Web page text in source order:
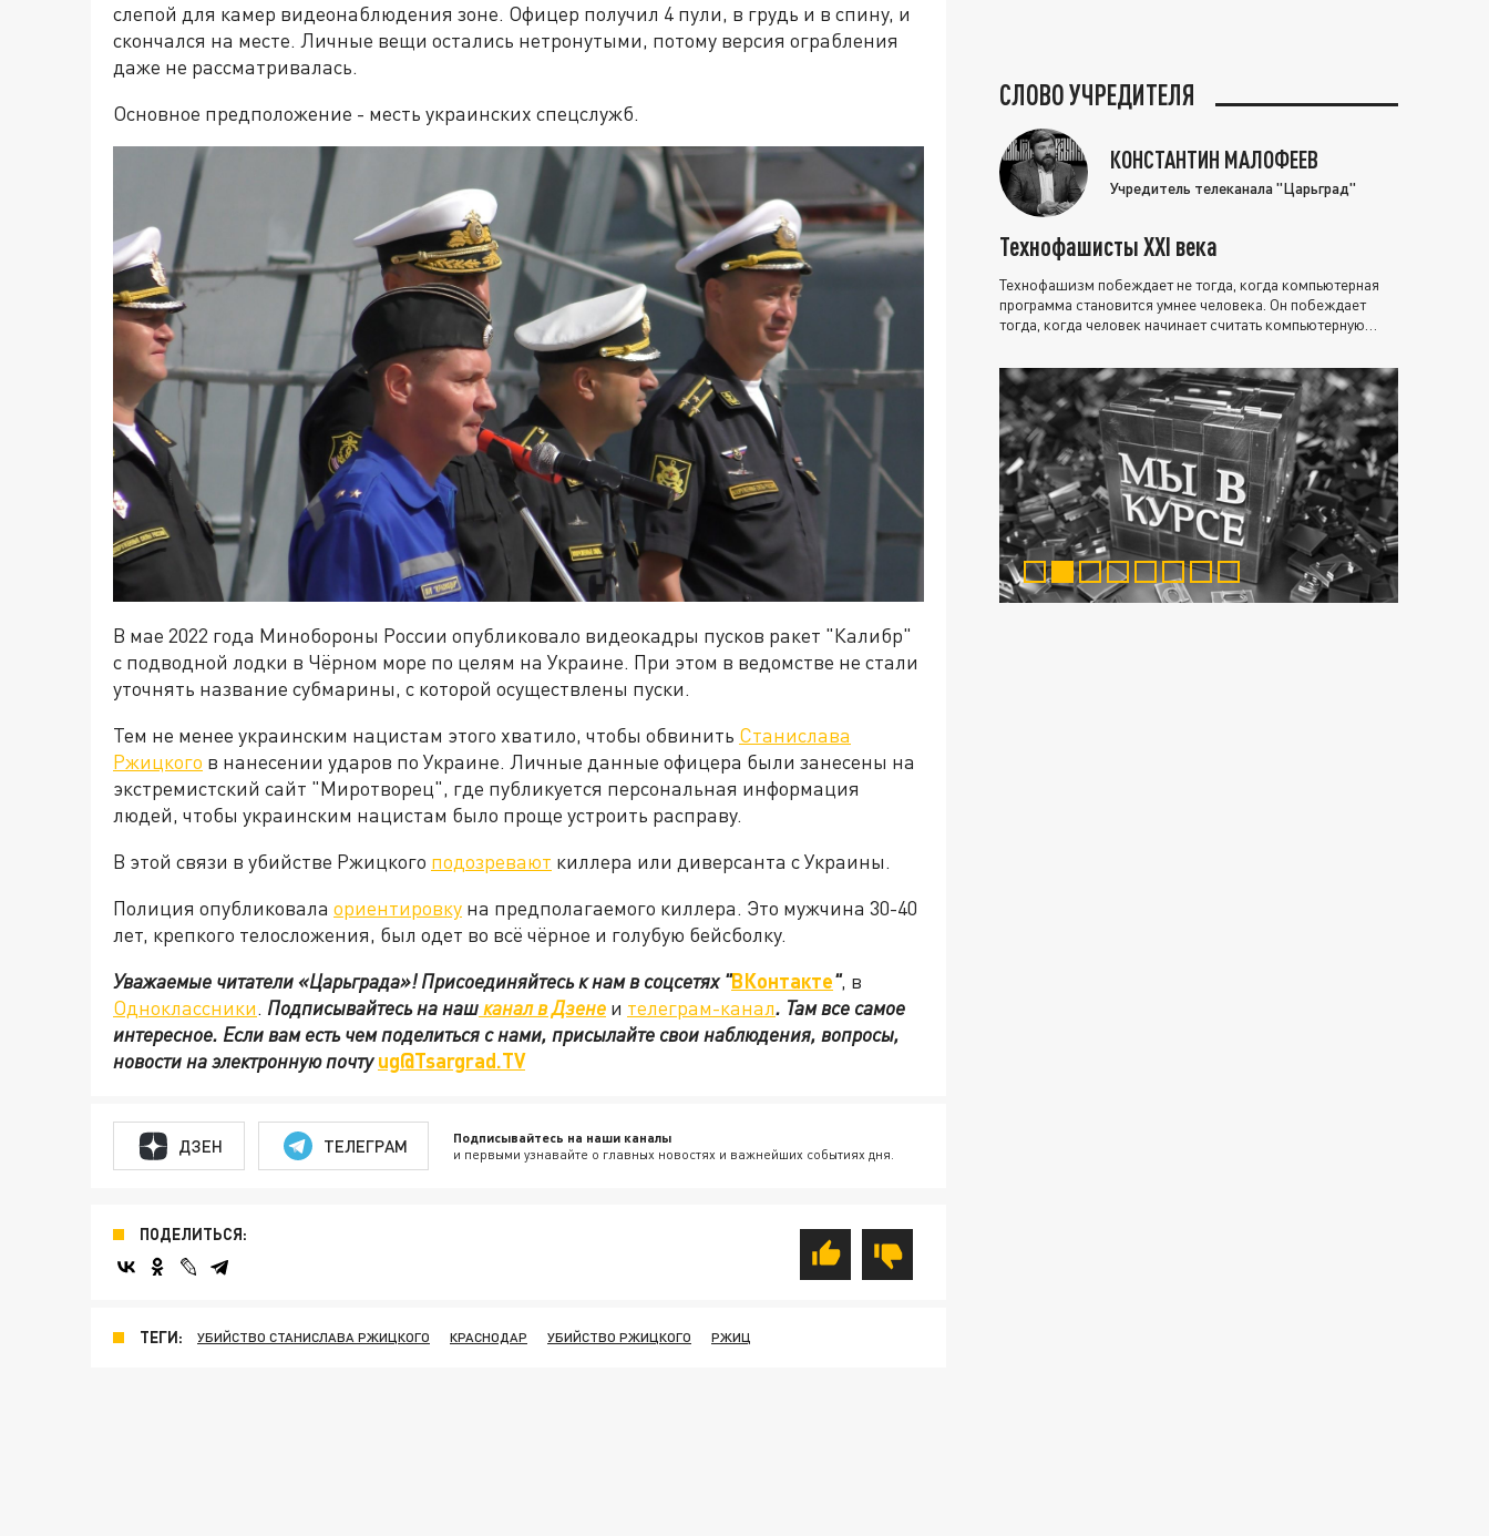
слепой для камер видеонаблюдения зоне. Офицер получил 4 пули, в грудь и в спину, и
скончался на месте. Личные вещи остались нетронутыми, потому версия ограбления
даже не рассматривалась.
Основное предположение - месть украинских спецслужб.
В мае 2022 года Минобороны России опубликовало видеокадры пусков ракет "Калибр"
с подводной лодки в Чёрном море по целям на Украине. При этом в ведомстве не стали
уточнять название субмарины, с которой осуществлены пуски.
Тем не менее украинским нацистам этого хватило, чтобы обвинить Станислава
Ржицкого в нанесении ударов по Украине. Личные данные офицера были занесены на
экстремистский сайт "Миротворец", где публикуется персональная информация
людей, чтобы украинским нацистам было проще устроить расправу.
В этой связи в убийстве Ржицкого подозревают киллера или диверсанта с Украины.
Полиция опубликовала ориентировку на предполагаемого киллера. Это мужчина 30-40
лет, крепкого телосложения, был одет во всё чёрное и голубую бейсболку.
Уважаемые читатели «Царьграда»!Присоединяйтесь к нам в соцсетях"ВКонтакте", в
Одноклассники. Подписывайтесь на нашканал в Дзене и телеграм-канал. Там все самое
интересное. Если вам есть чем поделиться с нами, присылайте свои наблюдения, вопросы,
новости на электронную почтуug@Tsargrad.TV
ДЗЕН ТЕЛЕГРАМ Подписывайтесь на наши каналы
и первыми узнавайте о главных новостях и важнейших событиях дня.
ПОДЕЛИТЬСЯ:
ТЕГИ: УБИЙСТВО СТАНИСЛАВА РЖИЦКОГО КРАСНОДАР УБИЙСТВО РЖИЦКОГО РЖИЦ
СЛОВО УЧРЕДИТЕЛЯ
КОНСТАНТИН МАЛОФЕЕВ
Учредитель телеканала "Царьград"
Технофашисты XXI века
Технофашизм побеждает не тогда, когда компьютерная
программа становится умнее человека. Он побеждает
тогда, когда человек начинает считать компьютерную